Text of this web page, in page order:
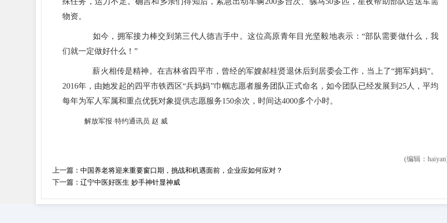
物资。
如今，拥军接力棒交到第三代人德吉手中。这位高原青年目光坚毅地表示：“部队需要做什么，我
们就一定做好什么！”
薪火相传是精神。在吉林省四平市，曾经的军嫂郝桂贤退休后到居委会工作，当上了“拥军妈妈”。
2016年，由她发起的四平市铁西区“兵妈妈”巾帼志愿者服务团队正式命名，如今团队已经发展到25人，平均
每年为军人军属和重点优抚对象提供志愿服务150余次，时间达4000多个小时。
解放军报·特约通讯员 赵 威
(编辑：
上一篇： 中国养老将迎来重要窗口期，挑战和机遇面前，企业应如何应对？
下一篇： 辽宁中医好医生 妙手神针显神威